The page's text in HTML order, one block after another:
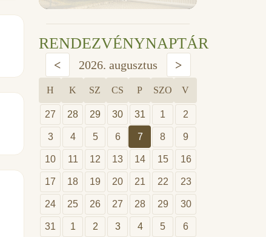
RENDEZVÉNYNAPTÁR
< 2026. augusztus >
H K SZ CS P SZO V
27 28 29 30 31 1 2
3 4 5 6 7 8 9
10 11 12 13 14 15 16
17 18 19 20 21 22 23
24 25 26 27 28 29 30
31 1 2 3 4 5 6